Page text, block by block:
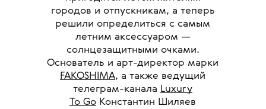
городов и отпускникам, а теперь
решили определиться с самым
летним аксессуаром —
солнцезащитными очками.
Основатель и арт-директор марки
FAKOSHIMA, а также ведущий
телеграм-канала Luxury
To Go Константин Шиляев